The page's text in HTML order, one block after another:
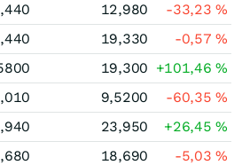
12,980 -33,23%
19,330 -0,57%
19,300 +101,46%
9,5200 -60,35%
23,950 +26,45%
18,690 -5,03%